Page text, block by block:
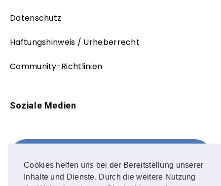
Cookies helfen uns bei der Bereitstellung unserer
Inhalte und Dienste. Durch die weitere Nutzung
Datenschutz
Haftungshinweis / Urheberrecht
Community-Richtlinien
Soziale Medien
FOLLOW ME!